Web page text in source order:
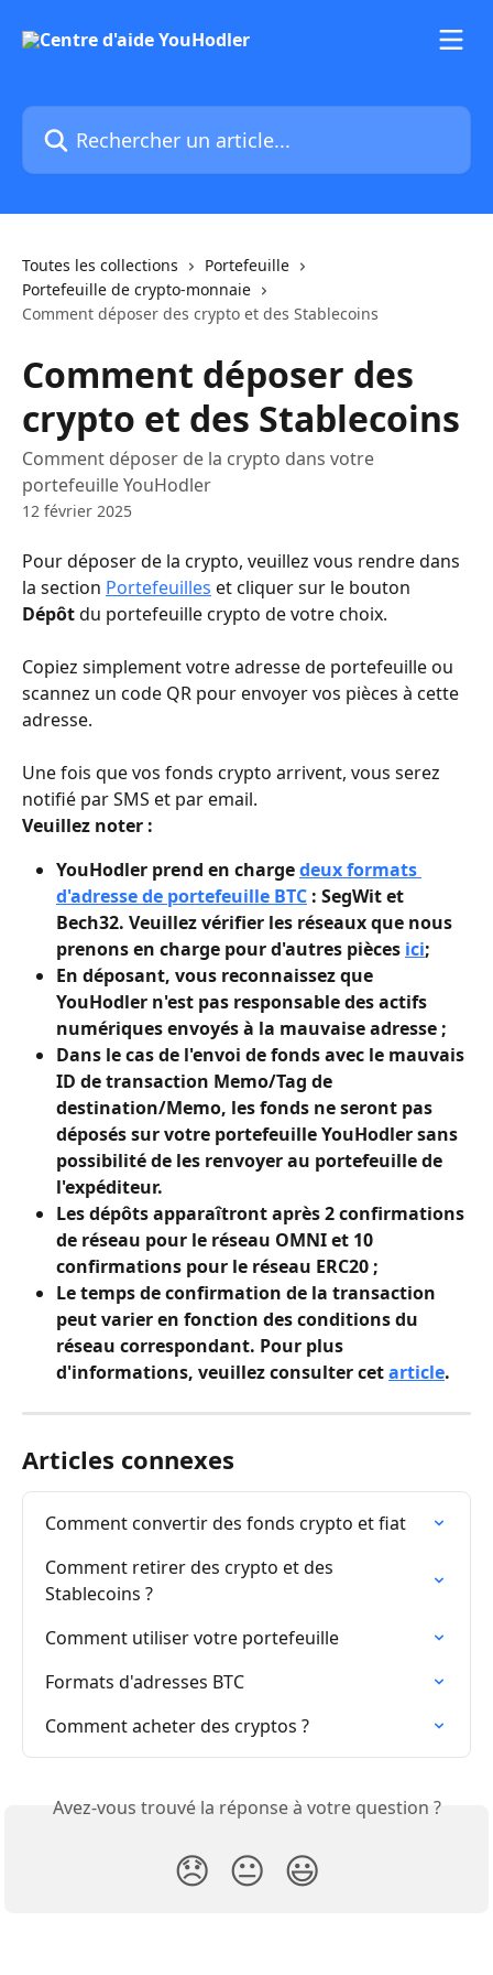
Rechercher un article...
Toutes les collections
Portefeuille
Portefeuille de crypto-monnaie
Comment déposer des crypto et des Stablecoins
Comment déposer des
crypto et des Stablecoins
Comment déposer de la crypto dans votre
portefeuille YouHodler
12 février 2025
Pour déposer de la crypto, veuillez vous rendre dans
la section Portefeuilles et cliquer sur le bouton
Dépôt du portefeuille crypto de votre choix.
Copiez simplement votre adresse de portefeuille ou
scannez un code QR pour envoyer vos pièces à cette
adresse.
Une fois que vos fonds crypto arrivent, vous serez
notifié par SMS et par email.
Veuillez noter :
YouHodler prend en charge deux formats
d'adresse de portefeuille BTC : SegWit et
Bech32. Veuillez vérifier les réseaux que nous
prenons en charge pour d'autres pièces ici;
En déposant, vous reconnaissez que
YouHodler n'est pas responsable des actifs
numériques envoyés à la mauvaise adresse ;
Dans le cas de l'envoi de fonds avec le mauvais
ID de transaction Memo/Tag de
destination/Memo, les fonds ne seront pas
déposés sur votre portefeuille YouHodler sans
possibilité de les renvoyer au portefeuille de
l'expéditeur.
Les dépôts apparaîtront après 2 confirmations
de réseau pour le réseau OMNI et 10
confirmations pour le réseau ERC20 ;
Le temps de confirmation de la transaction
peut varier en fonction des conditions du
réseau correspondant. Pour plus
d'informations, veuillez consulter cet article.
Articles connexes
Comment convertir des fonds crypto et fiat
Comment retirer des crypto et des
Stablecoins ?
Comment utiliser votre portefeuille
Formats d'adresses BTC
Comment acheter des cryptos ?
Avez-vous trouvé la réponse à votre question ?
😞 😐 😃